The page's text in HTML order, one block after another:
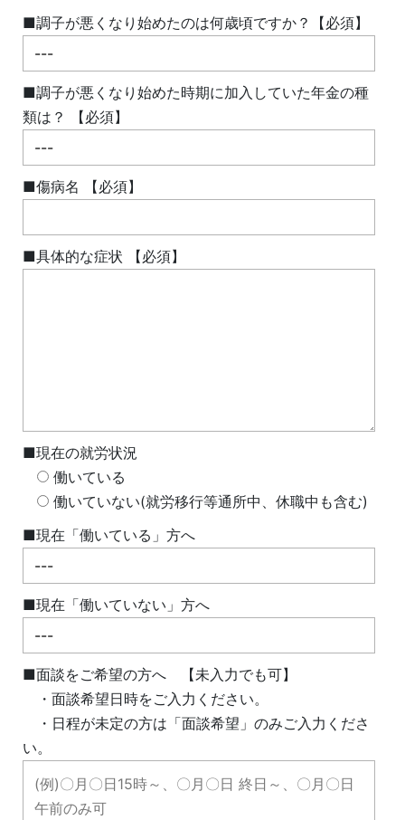
■調子が悪くなり始めたのは何歳頃ですか？【必須】
■調子が悪くなり始めた時期に加入していた年金の種
類は？ 【必須】
■傷病名 【必須】
■具体的な症状 【必須】
■現在の就労状況
働いている
働いていない(就労移行等通所中、休職中も含む)
■現在「働いている」方へ
■現在「働いていない」方へ
■面談をご希望の方へ 【未入力でも可】
・面談希望日時をご入力ください。
・日程が未定の方は「面談希望」のみご入力くださ
い。